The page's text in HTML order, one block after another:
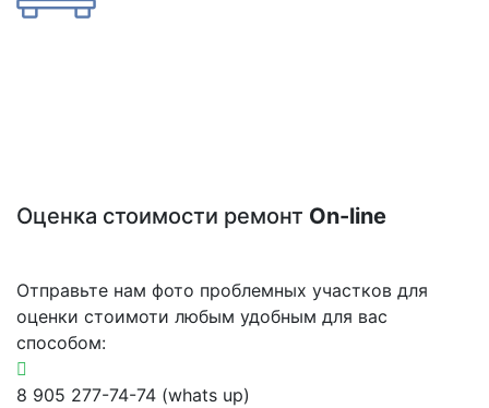
Оценка стоимости ремонт On-line
Отправьте нам фото проблемных участков для
оценки стоимоти любым удобным для вас
способом:
8 905 277-74-74 (whats up)